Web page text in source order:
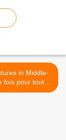
in Middle-
fois pour toutes
(1/6) >